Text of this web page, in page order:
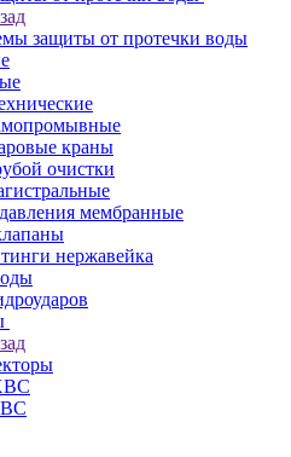
защиты от протечки воды
краны
очистки
мембранные
нержавейка